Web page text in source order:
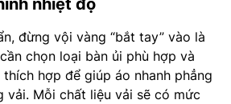
đừng vội vàng “bắt tay” vào là
chọn loại bàn ủi phù hợp và
hợp để giúp áo nhanh phẳng
vải. Mỗi chất liệu vải sẽ có mức